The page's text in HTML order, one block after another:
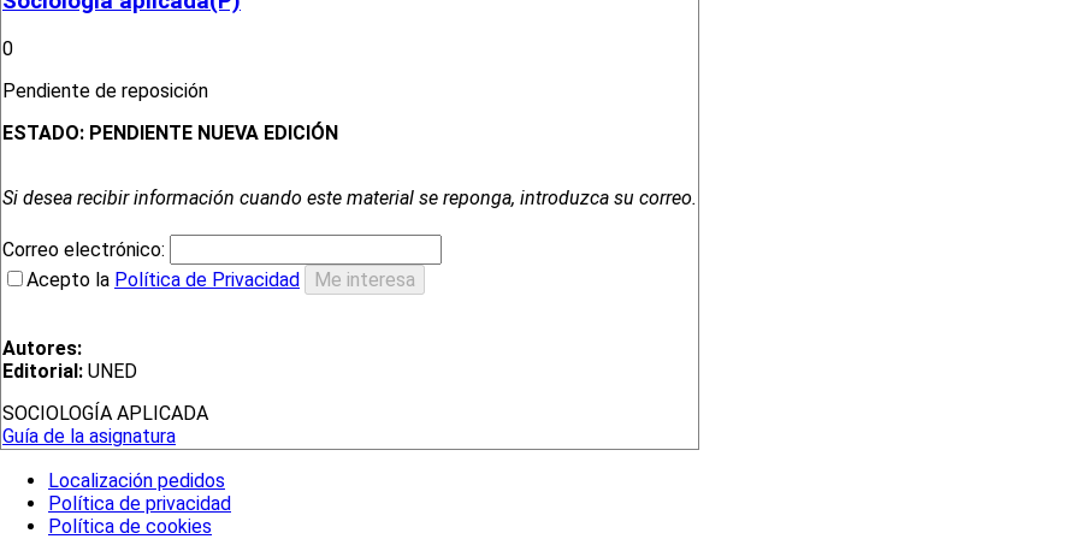
0
Pendiente de reposición
ESTADO: PENDIENTE NUEVA EDICIÓN
Si desea recibir información cuando este material se reponga, introduzca su correo.
Correo electrónico:
Acepto la Política de Privacidad
Autores:
Editorial: UNED
SOCIOLOGÍA APLICADA
Guía de la asignatura
Localización pedidos
Política de privacidad
Política de cookies